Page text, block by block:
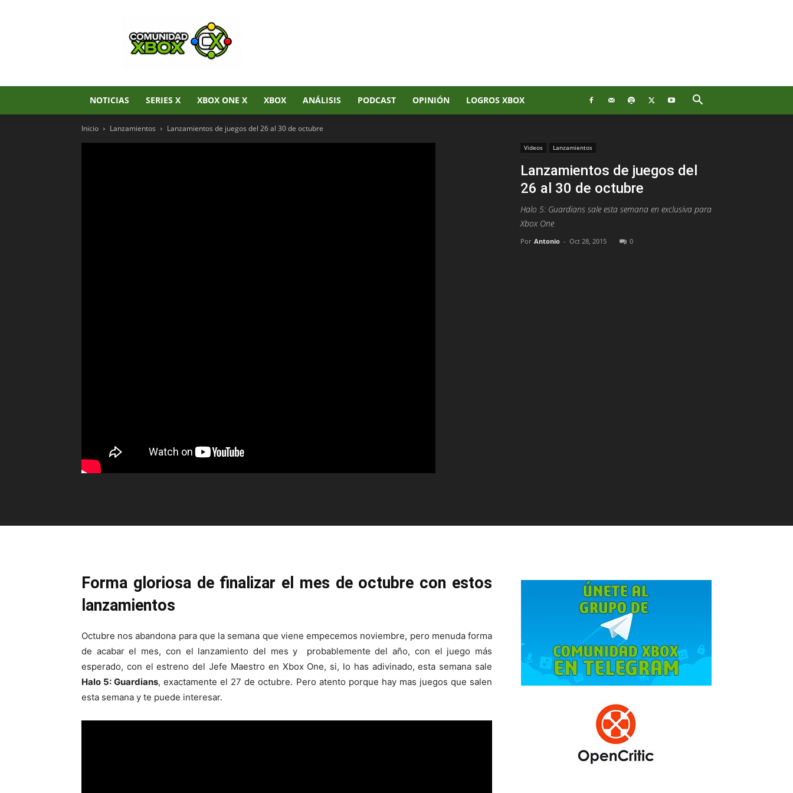
Noticias
de
Xbox
Series
Xbox
One
360
–
NOTICIAS SERIES X XBOX ONE X XBOX ANÁLISIS PODCAST OPINIÓN LOGROS XBOX
Inicio Lanzamientos Lanzamientos de juegos del 26 al 30 de octubre
Videos Lanzamientos
Lanzamientos de juegos del
26 al 30 de octubre
Halo 5: Guardians sale esta semana en exclusiva para
Xbox One
Por Antonio - Oct 28, 2015 0
Forma gloriosa de finalizar el mes de octubre con estos
lanzamientos
Octubre nos abandona para que la semana que viene empecemos noviembre, pero menuda forma
de acabar el mes, con el lanzamiento del mes y probablemente del año, con el juego más
esperado, con el estreno del Jefe Maestro en Xbox One, si, lo has adivinado, esta semana sale
Halo 5: Guardians, exactamente el 27 de octubre. Pero atento porque hay mas juegos que salen
esta semana y te puede interesar.